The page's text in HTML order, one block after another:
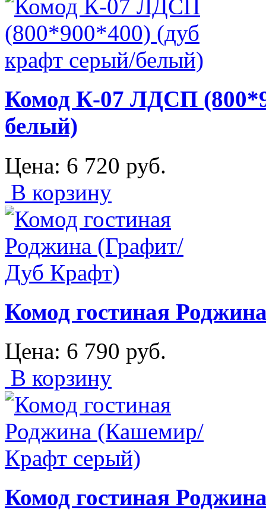
Комод К-07 ЛДСП
белый)
Цена: 6 720 руб.
В корзину
Комод гостиная
Цена: 6 790 руб.
В корзину
Комод гостиная